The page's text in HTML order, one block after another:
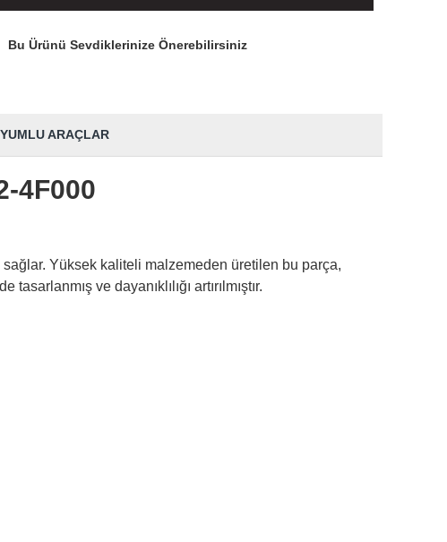
Bu Ürünü Sevdiklerinize Önerebilirsiniz
ARAÇLAR
4F000
Yüksek kaliteli malzemeden üretilen bu parça,
ve dayanıklılığı artırılmıştır.